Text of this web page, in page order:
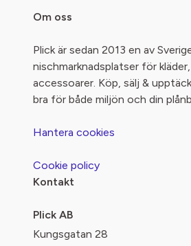
Om oss
Plick är sedan 2013 en av
nischmarknadsplatser för
accessoarer. Köp, sälj &
bra för både miljön och din
Hantera cookies
Cookie policy
Kontakt
Plick AB
Kungsgatan 28